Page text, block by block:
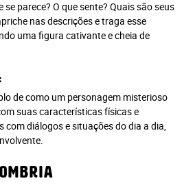
parece? O que sente? Quais são seus
nas descrições e traga esse
uma figura cativante e cheia de
de como um personagem misterioso
suas características físicas e
com diálogos e situações do dia a dia,